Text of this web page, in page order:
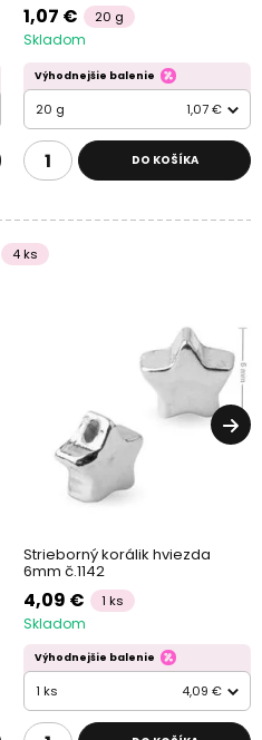
1,07 € 20 g
Skladom
Výhodnejšie balenie
20 g 1,07 €
DO KOŠÍKA
4 ks
Strieborný korálik hviezda
6mm č.1142
4,09 € 1 ks
Skladom
Výhodnejšie balenie
1 ks 4,09 €